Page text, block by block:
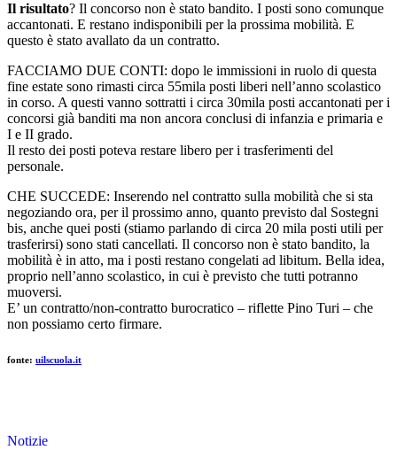
Il risultato? Il concorso non è stato bandito. I posti sono comunque
accantonati. E restano indisponibili per la prossima mobilità. E
questo è stato avallato da un contratto.
FACCIAMO DUE CONTI: dopo le immissioni in ruolo di questa
fine estate sono rimasti circa 55mila posti liberi nell’anno scolastico
in corso. A questi vanno sottratti i circa 30mila posti accantonati per i
concorsi già banditi ma non ancora conclusi di infanzia e primaria e
I e II grado.
Il resto dei posti poteva restare libero per i trasferimenti del
personale.
CHE SUCCEDE: Inserendo nel contratto sulla mobilità che si sta
negoziando ora, per il prossimo anno, quanto previsto dal Sostegni
bis, anche quei posti (stiamo parlando di circa 20 mila posti utili per
trasferirsi) sono stati cancellati. Il concorso non è stato bandito, la
mobilità è in atto, ma i posti restano congelati ad libitum. Bella idea,
proprio nell’anno scolastico, in cui è previsto che tutti potranno
muoversi.
E’ un contratto/non-contratto burocratico – riflette Pino Turi – che
non possiamo certo firmare.
fonte: uilscuola.it
Notizie